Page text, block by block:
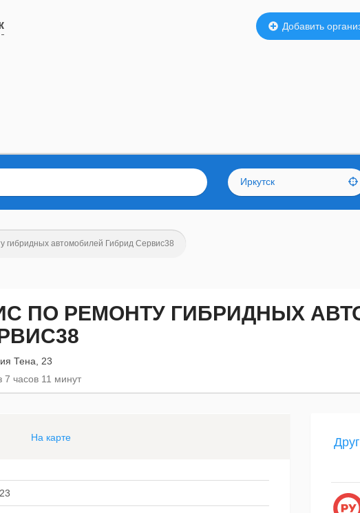
Добавить
Иркутск
гибридных автомобилей Гибрид Сервис38
ПО РЕМОНТУ ГИБРИДНЫХ
Тена, 23
7 часов 11 минут
На карте